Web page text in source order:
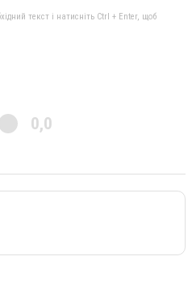
текст і натисніть Ctrl + Enter, щоб
0,0